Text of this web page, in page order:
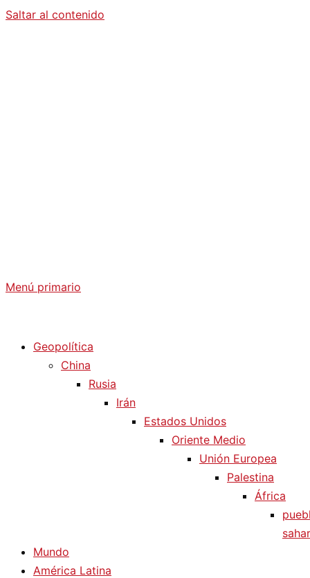
Saltar al contenido
Menú primario
Geopolítica
China
Rusia
Irán
Estados Unidos
Oriente Medio
Unión Europea
Palestina
África
Mundo
América Latina